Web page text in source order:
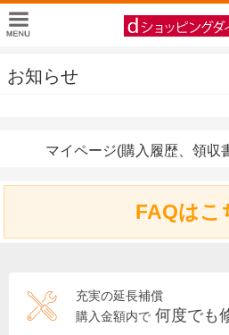
お知らせ
マイページ(購入履歴、領収
FAQはこ
充実の延長補償
購入金額内で 何度でも